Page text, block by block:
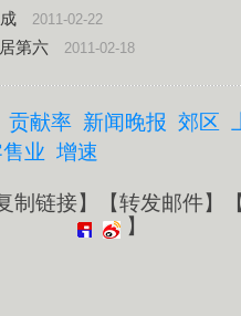
2011-02-22
第六 2011-02-18
贡献率 新闻晚报 郊区
业 增速
制链接】【转发邮件】
】